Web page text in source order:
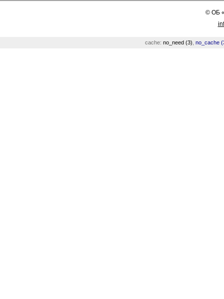
©ОБ
cache: no_need (3) no_cache